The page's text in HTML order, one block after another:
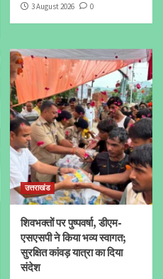
3 August 2026
0
उत्तराखंड
शिवभक्तों पर पुष्पवर्षा, डीएम-
एसएसपी ने किया भव्य स्वागत;
सुरक्षित कांवड़ यात्रा का दिया
संदेश